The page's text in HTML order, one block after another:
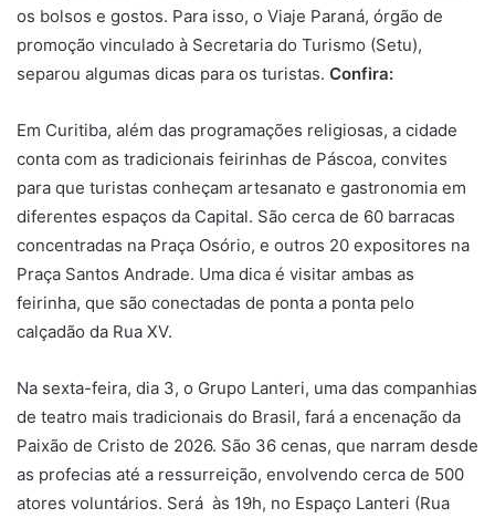
os bolsos e gostos. Para isso, o Viaje Paraná, órgão de
promoção vinculado à Secretaria do Turismo (Setu),
separou algumas dicas para os turistas. Confira:
Em Curitiba, além das programações religiosas, a cidade
conta com as tradicionais feirinhas de Páscoa, convites
para que turistas conheçam artesanato e gastronomia em
diferentes espaços da Capital. São cerca de 60 barracas
concentradas na Praça Osório, e outros 20 expositores na
Praça Santos Andrade. Uma dica é visitar ambas as
feirinha, que são conectadas de ponta a ponta pelo
calçadão da Rua XV.
Na sexta-feira, dia 3, o Grupo Lanteri, uma das companhias
de teatro mais tradicionais do Brasil, fará a encenação da
Paixão de Cristo de 2026. São 36 cenas, que narram desde
as profecias até a ressurreição, envolvendo cerca de 500
atores voluntários. Será às 19h, no Espaço Lanteri (Rua